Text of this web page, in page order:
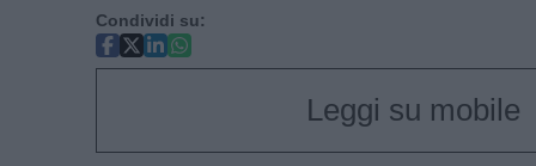
Condividi su:
Leggi su mobile